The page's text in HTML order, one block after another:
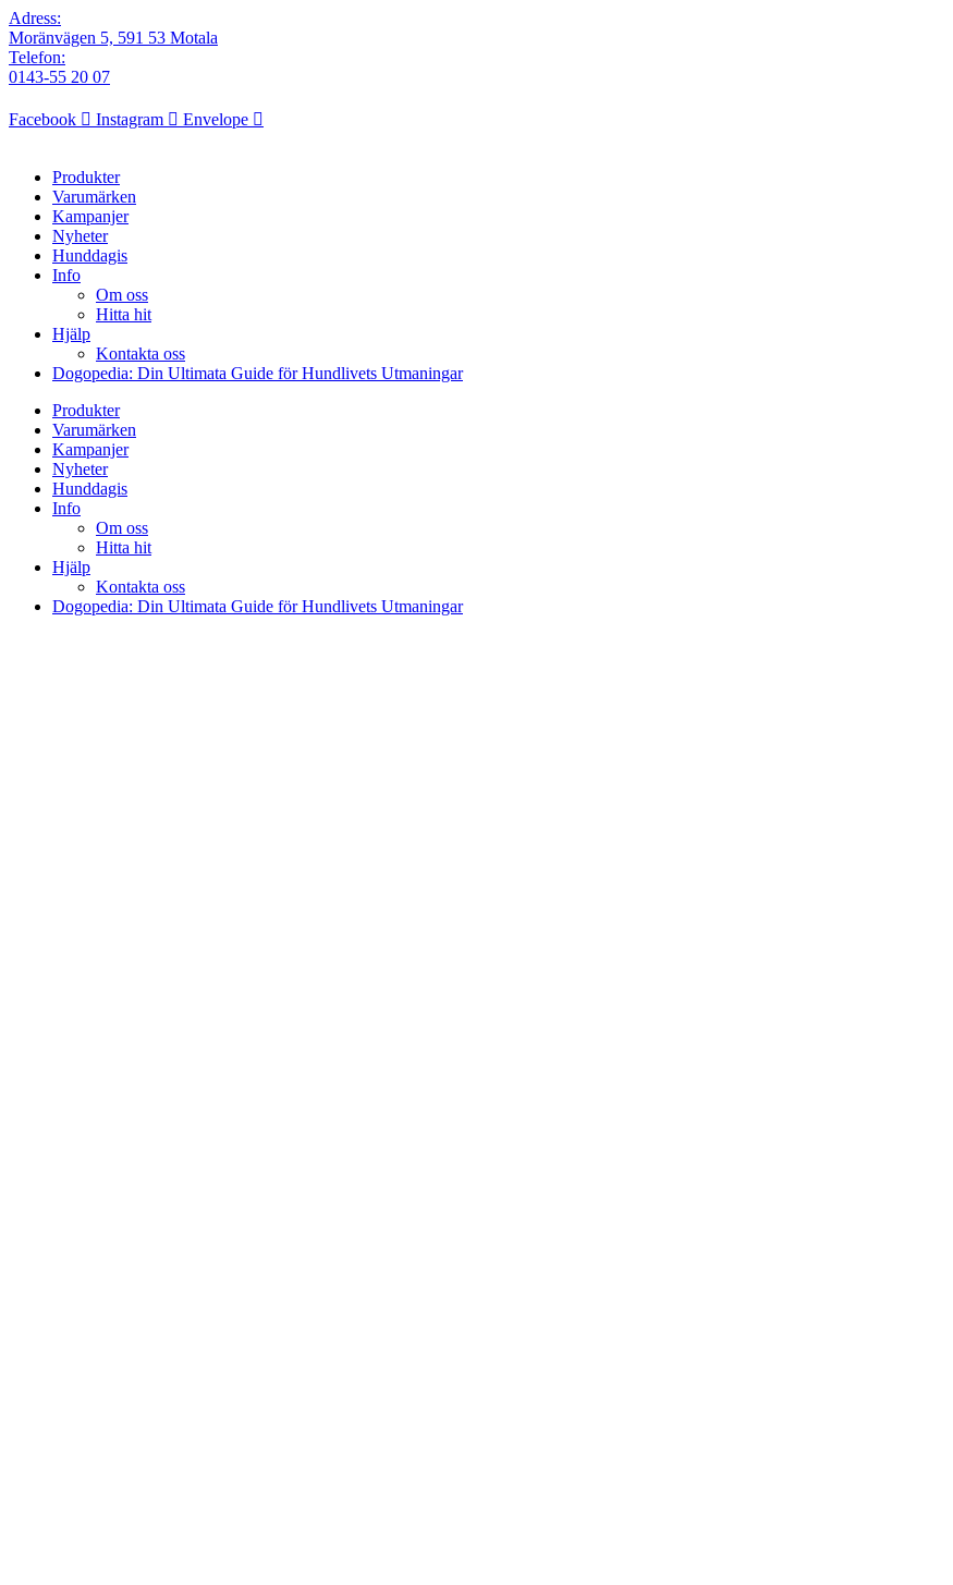
Adress:
Moränvägen 5, 591 53 Motala
Telefon:
0143-55 20 07
Facebook Instagram Envelope
Produkter
Varumärken
Kampanjer
Nyheter
Hunddagis
Info
Om oss
Hitta hit
Hjälp
Kontakta oss
Dogopedia: Din Ultimata Guide för Hundlivets Utmaningar
Produkter
Varumärken
Kampanjer
Nyheter
Hunddagis
Info
Om oss
Hitta hit
Hjälp
Kontakta oss
Dogopedia: Din Ultimata Guide för Hundlivets Utmaningar